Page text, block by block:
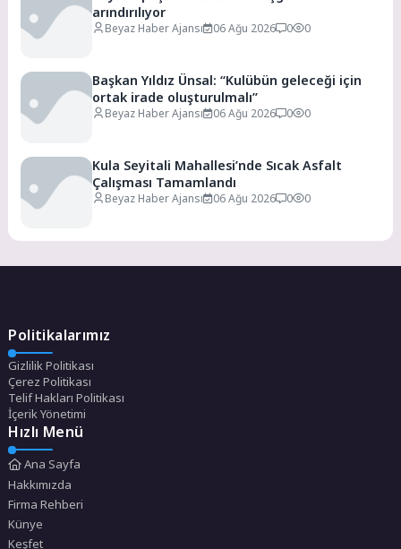
arındırılıyor
Beyaz Haber Ajansı 06 Ağu 2026 0 0
Başkan Yıldız Ünsal: “Kulübün geleceği için
ortak irade oluşturulmalı”
Beyaz Haber Ajansı 06 Ağu 2026 0 0
Kula Seyitali Mahallesi’nde Sıcak Asfalt
Çalışması Tamamlandı
Beyaz Haber Ajansı 06 Ağu 2026 0 0
Politikalarımız
Gizlilik Politikası
Çerez Politikası
Telif Hakları Politikası
İçerik Yönetimi
Hızlı Menü
Ana Sayfa
Hakkımızda
Firma Rehberi
Künye
Keşfet